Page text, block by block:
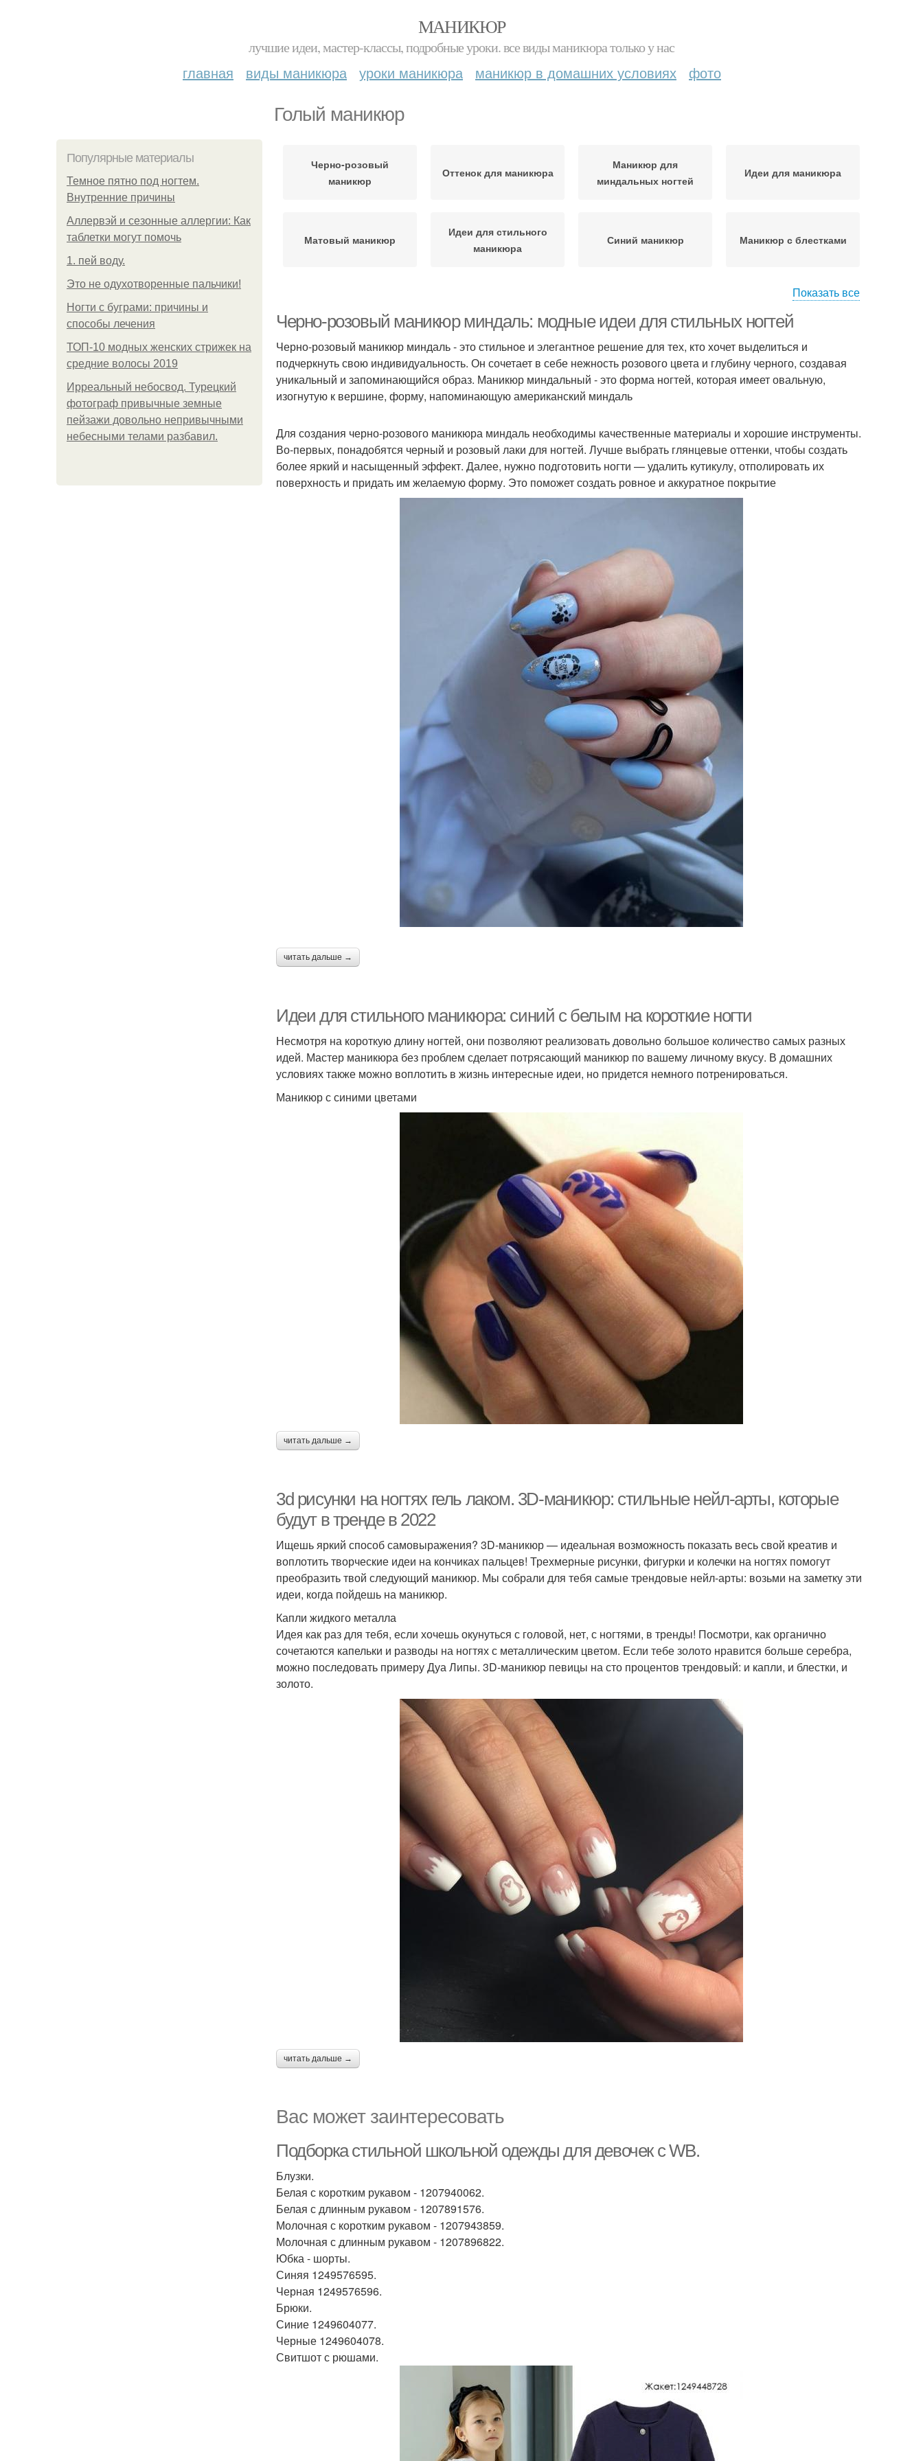
МАНИКЮР
лучшие идеи, мастер-классы, подробные уроки. все виды маникюра только у нас
главная виды маникюра уроки маникюра маникюр в домашних условиях фото
Голый маникюр
Популярные материалы
Темное пятно под ногтем.
Внутренние причины
Аллервэй и сезонные аллергии: Как
таблетки могут помочь
1. пей воду.
Это не одухотворенные пальчики!
Ногти с буграми: причины и
способы лечения
ТОП-10 модных женских стрижек на
средние волосы 2019
Ирреальный небосвод. Турецкий
фотограф привычные земные
пейзажи довольно непривычными
небесными телами разбавил.
Черно-розовый
маникюр
Оттенок для маникюра
Маникюр для
миндальных ногтей
Идеи для маникюра
Матовый маникюр
Идеи для стильного
маникюра
Синий маникюр Маникюр с блестками
миндальных ногтях
ногти
Белым для маникюра Жемчужный маникюр
Маникюр с кошачьим
глазом
Бордовый маникюр
Маникюр с эффектом Маникюр с помощью
Показать все
Черно-розовый маникюр миндаль: модные идеи для стильных ногтей
Черно-розовый маникюр миндаль - это стильное и элегантное решение для тех, кто хочет выделиться и
подчеркнуть свою индивидуальность. Он сочетает в себе нежность розового цвета и глубину черного, создавая
уникальный и запоминающийся образ. Маникюр миндальный - это форма ногтей, которая имеет овальную,
изогнутую к вершине, форму, напоминающую американский миндаль
Для создания черно-розового маникюра миндаль необходимы качественные материалы и хорошие инструменты.
Во-первых, понадобятся черный и розовый лаки для ногтей. Лучше выбрать глянцевые оттенки, чтобы создать
более яркий и насыщенный эффект. Далее, нужно подготовить ногти — удалить кутикулу, отполировать их
поверхность и придать им желаемую форму. Это поможет создать ровное и аккуратное покрытие
читать дальше →
Идеи для стильного маникюра: синий с белым на короткие ногти
Несмотря на короткую длину ногтей, они позволяют реализовать довольно большое количество самых разных
идей. Мастер маникюра без проблем сделает потрясающий маникюр по вашему личному вкусу. В домашних
условиях также можно воплотить в жизнь интересные идеи, но придется немного потренироваться.
Маникюр с синими цветами
читать дальше →
3d рисунки на ногтях гель лаком. 3D-маникюр: стильные нейл-арты, которые
будут в тренде в 2022
Ищешь яркий способ самовыражения? 3D-маникюр — идеальная возможность показать весь свой креатив и
воплотить творческие идеи на кончиках пальцев! Трехмерные рисунки, фигурки и колечки на ногтях помогут
преобразить твой следующий маникюр. Мы собрали для тебя самые трендовые нейл-арты: возьми на заметку эти
идеи, когда пойдешь на маникюр.
Капли жидкого металла
Идея как раз для тебя, если хочешь окунуться с головой, нет, с ногтями, в тренды! Посмотри, как органично
сочетаются капельки и разводы на ногтях с металлическим цветом. Если тебе золото нравится больше серебра,
можно последовать примеру Дуа Липы. 3D-маникюр певицы на сто процентов трендовый: и капли, и блестки, и
золото.
читать дальше →
Вас может заинтересовать
Подборка стильной школьной одежды для девочек с WB.
Блузки.
Белая с коротким рукавом - 1207940062.
Белая с длинным рукавом - 1207891576.
Молочная с коротким рукавом - 1207943859.
Молочная с длинным рукавом - 1207896822.
Юбка - шорты.
Синяя 1249576595.
Черная 1249576596.
Брюки.
Синие 1249604077.
Черные 1249604078.
Свитшот с рюшами.